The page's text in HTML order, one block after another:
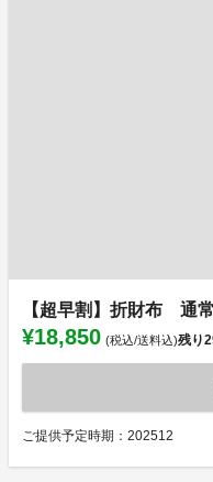
【超早割】折財布 通
¥18,850 (税込/送料込)残り
ご提供予定時期：202512